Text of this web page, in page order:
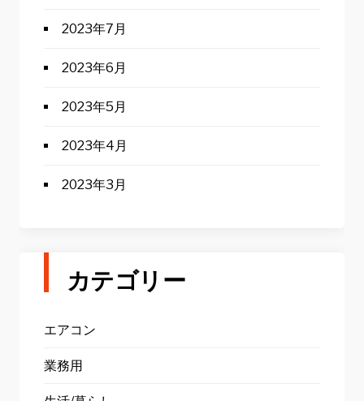
2023年7月
2023年6月
2023年5月
2023年4月
2023年3月
カテゴリー
エアコン
業務用